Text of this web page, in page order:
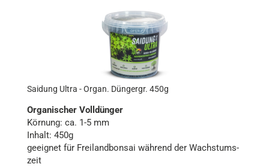
Sai­dung Ultra - Organ. Dün­g­er­gr. 450g
Or­ga­ni­scher Voll­dün­ger
Kör­nung: ca. 1-5 mm
In­halt: 450g
ge­eig­net für Frei­land­bon­sai wäh­rend der Wachs­tums­
zeit